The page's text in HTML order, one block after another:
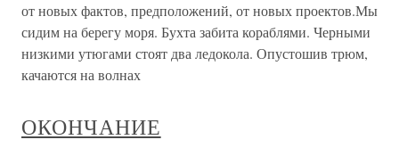
от новых фактов, предположений, от новых проектов.Мы
сидим на берегу моря. Бухта забита кораблями. Черными
низкими утюгами стоят два ледокола. Опустошив трюм,
качаются на волнах
ОКОНЧАНИЕ